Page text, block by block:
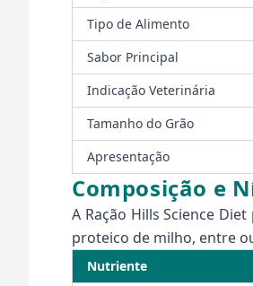
Tipo de Alimento
Sabor Principal
Indicação Veterinária
Tamanho do Grão
Apresentação
Composição e
A Ração Hills Science
proteico de milho, entre
Nutriente